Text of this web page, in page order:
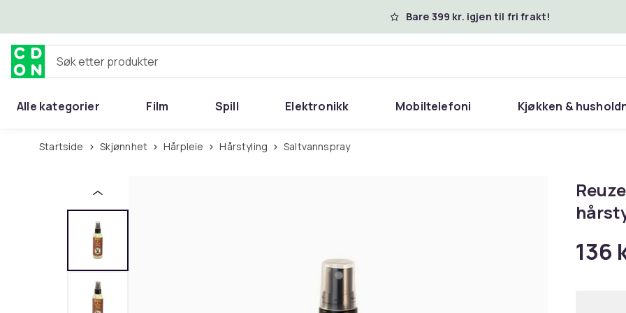
Bare 399 kr. igjen til fri frakt!
Søk etter produkter
Alle kategorier Film Spill Elektronikk Mobiltelefoni Kjøkken &
Startside Skjønnhet Hårpleie Hårstyling Saltvannspray
136